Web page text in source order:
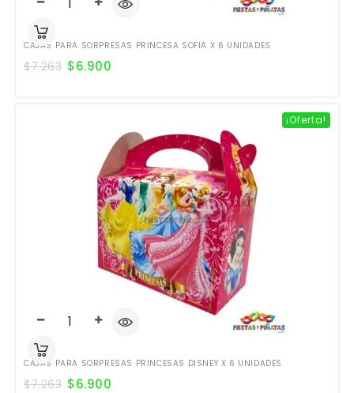
CAJAS PARA SORPRESAS PRINCESA SOFIA X 6 UNIDADES
$7.263 $6.900
¡Oferta!
CAJAS PARA SORPRESAS PRINCESAS DISNEY X 6 UNIDADES
$7.263 $6.900